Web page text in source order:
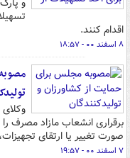
اقدام کنند.
۸ اسفند ۰۰ - ۱۸:۵۷
برقراری انشعاب مازاد مصرف
صورت تغییر یا ارتقای
۷ اسفند ۰۰ - ۱۹:۵۷